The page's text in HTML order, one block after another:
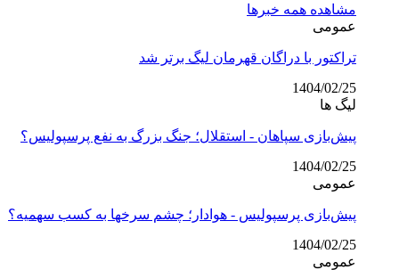
مشاهده همه خبرها
عمومی
تراکتور با دراگان قهرمان لیگ برتر شد
1404/02/25
لیگ ها
پیش‌بازی سپاهان - استقلال؛ جنگ بزرگ به نفع پرسپولیس؟
1404/02/25
عمومی
پیش‌بازی پرسپولیس - هوادار؛ چشم سرخها به کسب سهمیه؟
1404/02/25
عمومی